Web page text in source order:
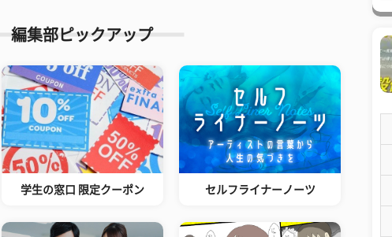
編集部ピックアップ
学生の窓口 限定クーポン セルフライナーノーツ